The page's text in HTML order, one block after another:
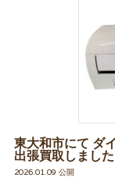
東大和市にて ダ
出張買取しました
2026.01.09 公開